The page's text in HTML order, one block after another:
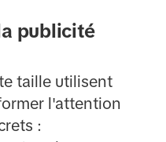
publicité
taille utilisent
l'attention
: